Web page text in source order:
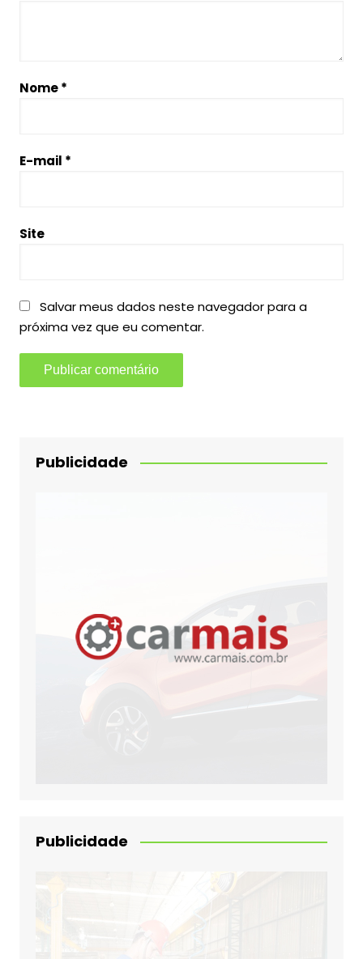
Nome*
E-mail *
Site
Salvar meus dados neste navegador para a
próxima vez que eu comentar.
Publicidade
Publicidade